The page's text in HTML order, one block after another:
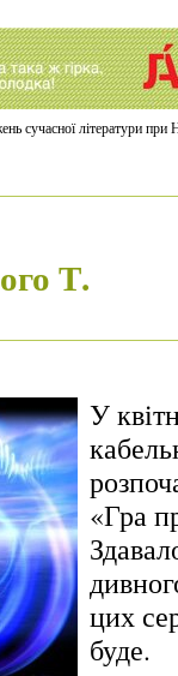
сучасної літератури
Т.
У
«Гра
цих
буде.